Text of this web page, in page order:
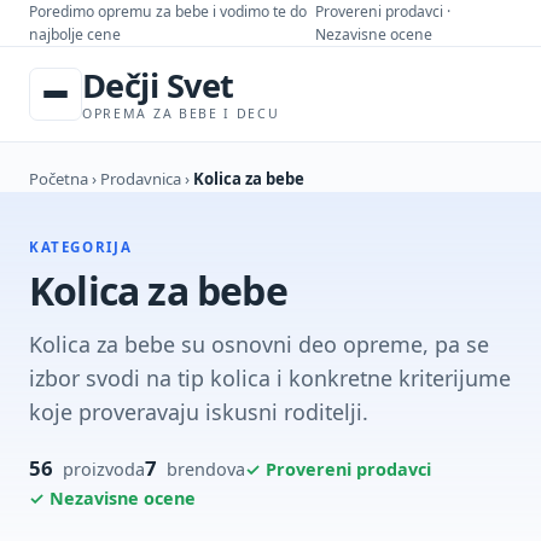
Poredimo opremu za bebe i vodimo te do
najbolje cene
Provereni prodavci ·
Nezavisne ocene
Dečji Svet
OPREMA ZA BEBE I DECU
Početna› Prodavnica› Kolica za bebe
KATEGORIJA
Kolica za bebe
Kolica za bebe su osnovni deo opreme, pa se
izbor svodi na tip kolica i konkretne kriterijume
koje proveravaju iskusni roditelji.
56 proizvoda7 brendova✓ Provereni prodavci
✓ Nezavisne ocene